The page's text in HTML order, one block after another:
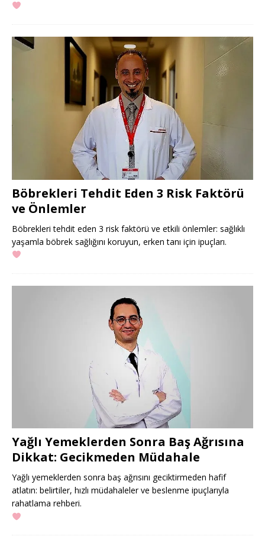
Böbrekleri Tehdit Eden 3 Risk Faktörü
ve Önlemler
Böbrekleri tehdit eden 3 risk faktörü ve etkili önlemler: sağlıklı
yaşamla böbrek sağlığını koruyun, erken tanı için ipuçları.
Yağlı Yemeklerden Sonra Baş Ağrısına
Dikkat: Gecikmeden Müdahale
Yağlı yemeklerden sonra baş ağrısını geciktirmeden hafif
atlatın: belirtiler, hızlı müdahaleler ve beslenme ipuçlarıyla
rahatlama rehberi.